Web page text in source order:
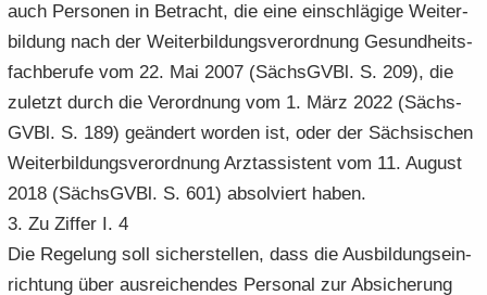
auch Per­so­nen in Be­tracht, die eine ein­schlä­gi­ge Wei­ter­
bil­dung nach der Wei­ter­bil­dungs­ver­ord­nung Ge­sund­heits­
fach­be­ru­fe vom 22. Mai 2007 (Sächs­GVBl. S. 209), die
zu­letzt durch die Ver­ord­nung vom 1. März 2022 (Sächs­
GVBl. S. 189) ge­än­dert wor­den ist, oder der Säch­si­schen
Wei­ter­bil­dungs­ver­ord­nung Arzt­as­sis­tent vom 11. Au­gust
2018 (Sächs­GVBl. S. 601) ab­sol­viert haben.
3. Zu Zif­fer I. 4
Die Re­ge­lung soll si­cher­stel­len, dass die Aus­bil­dungs­ein­
rich­tung über aus­rei­chen­des Per­so­nal zur Ab­si­che­rung